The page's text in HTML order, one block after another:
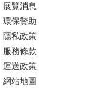
展覽消息
環保贊助
隱私政策
服務條款
運送政策
網站地圖